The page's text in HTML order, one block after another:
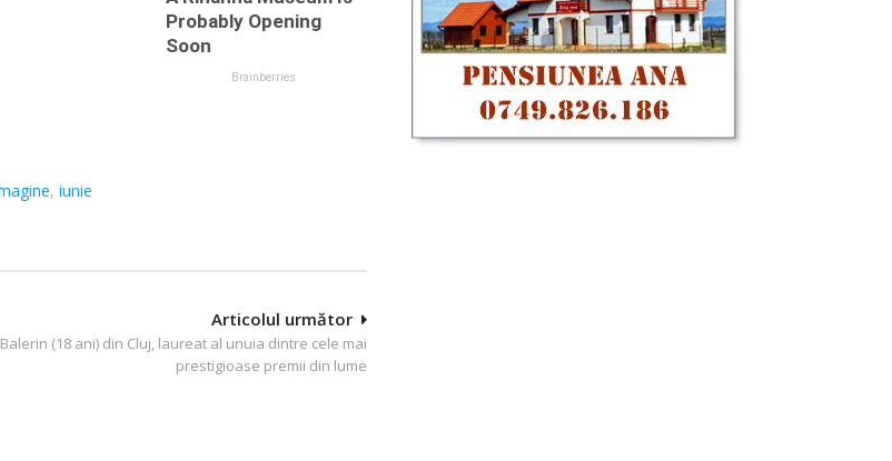
, iunie
Articolul următor
Balerin (18 ani) din Cluj, laureat al unuia dintre cele mai
prestigioase premii din lume